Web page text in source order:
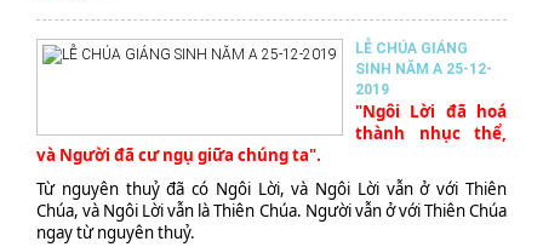
LỄ CHÚA GIÁNG
SINH NĂM A 25-12-
2019
"Ngôi Lời đã hoá
thành nhục thể,
và Người đã cư ngụ giữa chúng ta".
Từ nguyên thuỷ đã có Ngôi Lời, và Ngôi Lời vẫn ở với Thiên
Chúa, và Ngôi Lời vẫn là Thiên Chúa. Người vẫn ở với Thiên Chúa
ngay từ nguyên thuỷ.